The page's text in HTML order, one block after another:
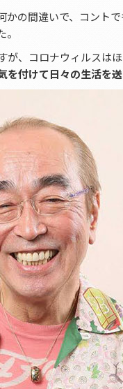
かの間違いで、コント
、コロナウィルスは
付けて日々の生活を送